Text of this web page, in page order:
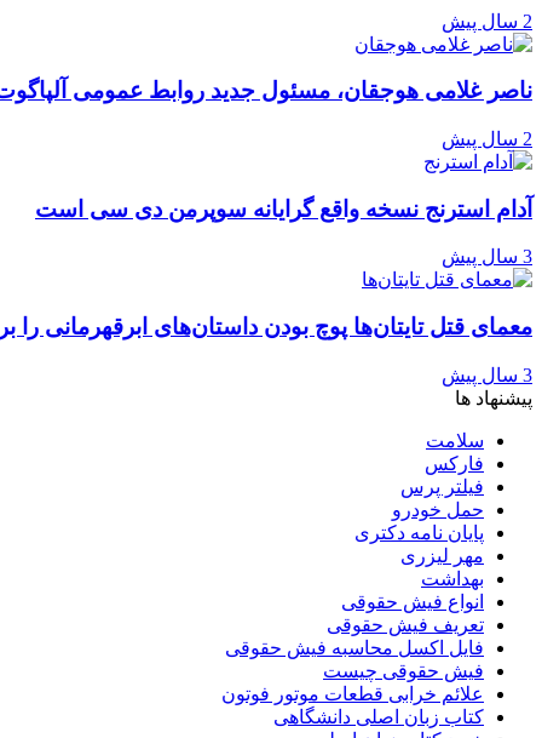
2 سال پیش
ناصر غلامی هوجقان، مسئول جدید روابط عمومی
2 سال پیش
آدام استرنج نسخه واقع گرایانه سوپرمن دی سی است
3 سال پیش
معمای قتل تایتان‌ها پوچ بودن داستان‌های ابرقهرمانی را
3 سال پیش
پیشنهاد ها
سلامت
فارکس
فیلتر پرس
حمل خودرو
پایان نامه دکتری
مهر لیزری
بهداشت
انواع فیش حقوقی
تعریف فیش حقوقی
فایل اکسل محاسبه فیش حقوقی
فیش حقوقی چیست
علائم خرابی قطعات موتور فوتون
کتاب زبان اصلی دانشگاهی